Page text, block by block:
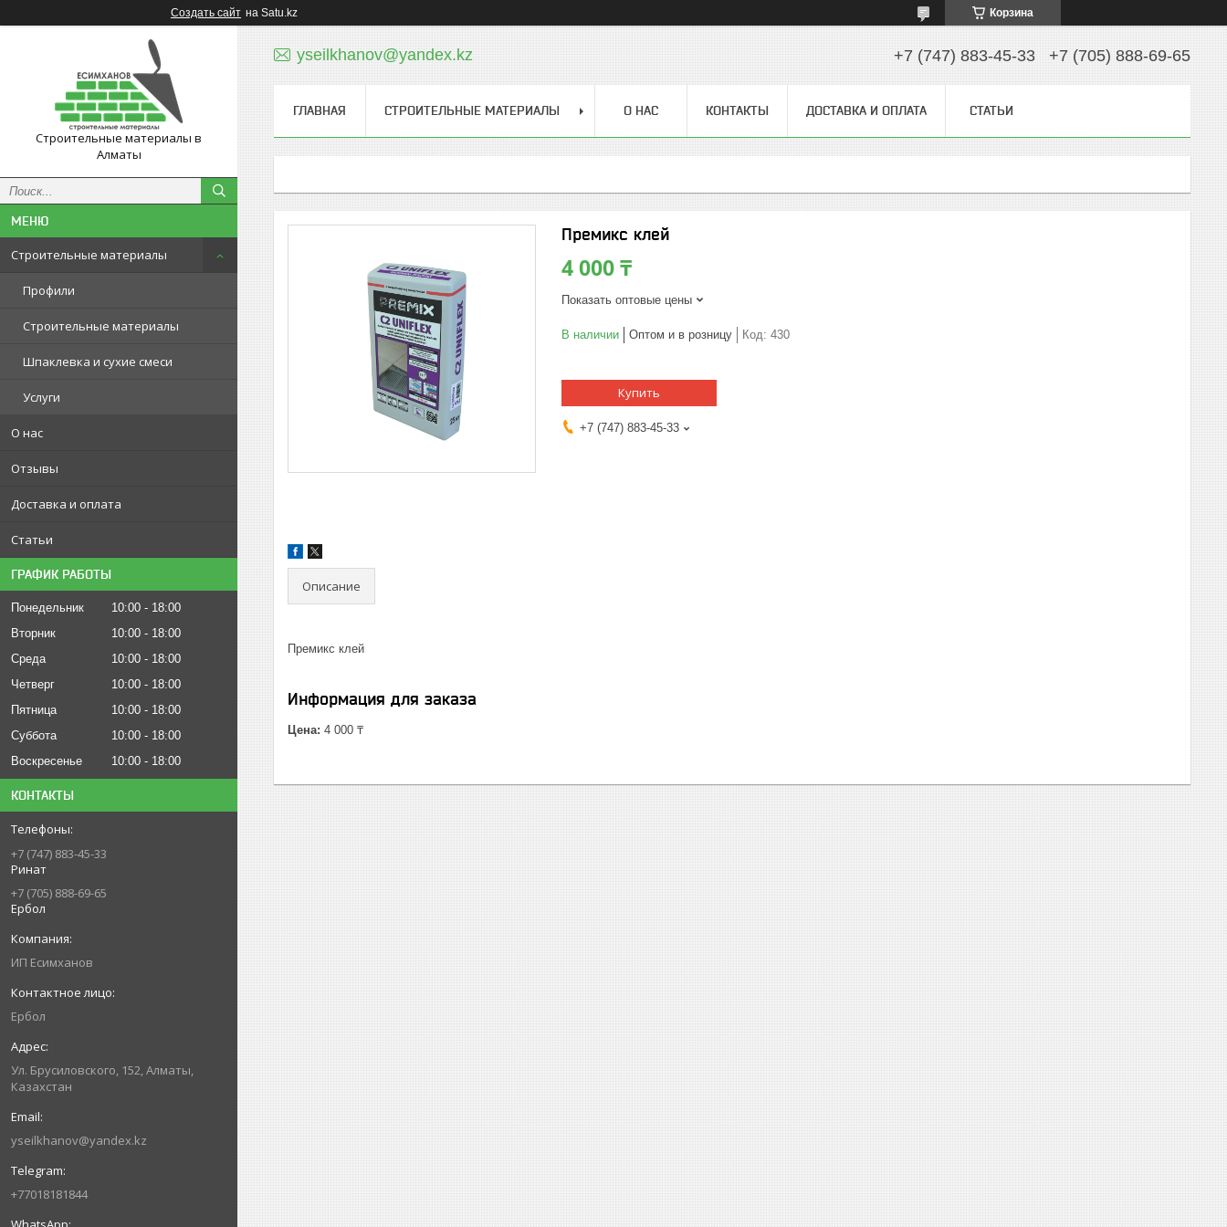
Создать сайт на Satu.kz Корзина
Строительные материалы в
Алматы
Строительные материалы
Профили
Строительные материалы
Шпаклевка и сухие смеси
Услуги
О нас
Отзывы
Доставка и оплата
Статьи
ГРАФИК РАБОТЫ
Понедельник 10:00
18:00
Вторник
10:00
18:00
Среда
10:00
18:00
Четверг
10:00
18:00
Пятница
10:00
18:00
Суббота
10:00
18:00
Воскресенье
10:00 18:00
КОНТАКТЫ
+7 (747) 883-45-33
Ринат
+7 (705) 888-69-65
Ербол
ИП Есимxанов
Ербол
Ул. Брусиловского, 152, Алматы,
Казахстан
yseilkhanov@yandex.kz
+77018181844
yseilkhanov@yandex.kz +7 (747) 883-45-33 +7 (705) 888-69-65
ГЛАВНАЯ СТРОИТЕЛЬНЫЕ МАТЕРИАЛЫ О НАС КОНТАКТЫ ДОСТАВКА И ОПЛАТА СТАТЬИ
Премикс клей
4 000 ₸
Показать оптовые цены
В наличии Оптом и в розницу Код: 430
Купить
+7 (747) 883-45-33
Описание
Премикс клей
Информация для заказа
Цена: 4 000 ₸